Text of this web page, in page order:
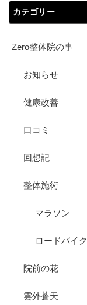
カテゴリー
Zero整体院の事
お知らせ
健康改善
口コミ
回想記
整体施術
マラソン
ロードバイク
院前の花
雲外蒼天